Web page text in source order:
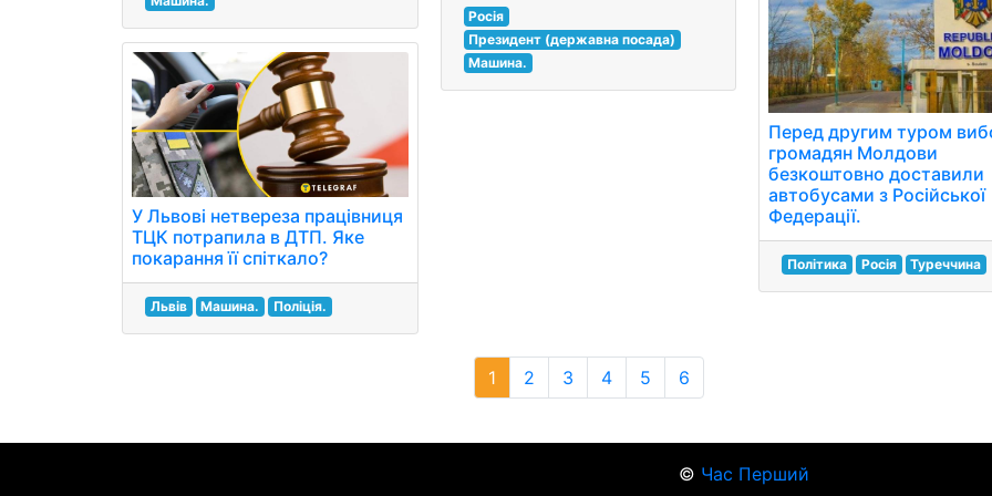
У Львові нетвереза працівниця
ТЦК потрапила в ДТП. Яке
покарання її спіткало?
Львів Машина. Поліція.
Росія
Президент (державна посада)
Машина.
Перед другим туром
громадян Молдови
безкоштовно доставили
автобусами з Російської
Федерації.
Політика Росія Туреччина
1 2 3 4 5 6
© Час Перший